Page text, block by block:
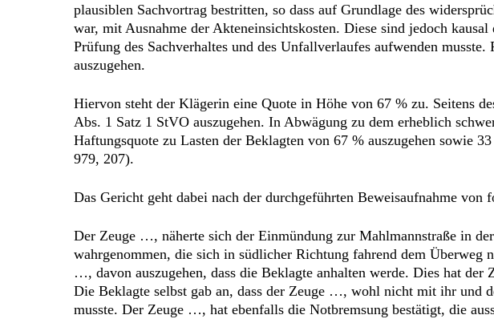
plausiblen Sachvortrag bestritten, so dass auf Grundlage des
war, mit Ausnahme der Akteneinsichtskosten. Diese sind jedoch
Prüfung des Sachverhaltes und des Unfallverlaufes aufwenden
auszugehen.
Hiervon steht der Klägerin eine Quote in Höhe von 67 % zu. Seitens
Abs. 1 Satz 1 StVO auszugehen. In Abwägung zu dem erheblich
Haftungsquote zu Lasten der Beklagten von 67 % auszugehen
979, 207).
Das Gericht geht dabei nach der durchgeführten Beweisaufnahme von
Der Zeuge …, näherte sich der Einmündung zur Mahlmannstraße in
wahrgenommen, die sich in südlicher Richtung fahrend dem
…, davon auszugehen, dass die Beklagte anhalten werde. Dies hat
Die Beklagte selbst gab an, dass der Zeuge …, wohl nicht mit ihr und
musste. Der Zeuge …, hat ebenfalls die Notbremsung bestätigt, die